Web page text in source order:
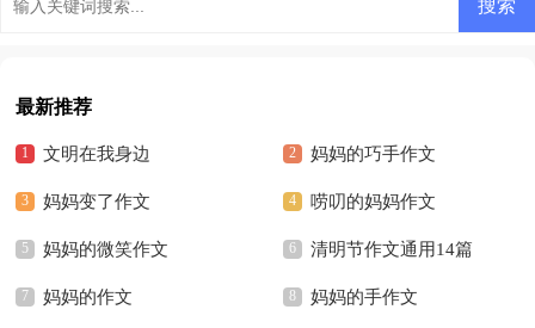
最新推荐
文明在我身边 妈妈的巧手作文
妈妈变了作文 唠叨的妈妈作文
妈妈的微笑作文 清明节作文通用14篇
妈妈的作文 妈妈的手作文